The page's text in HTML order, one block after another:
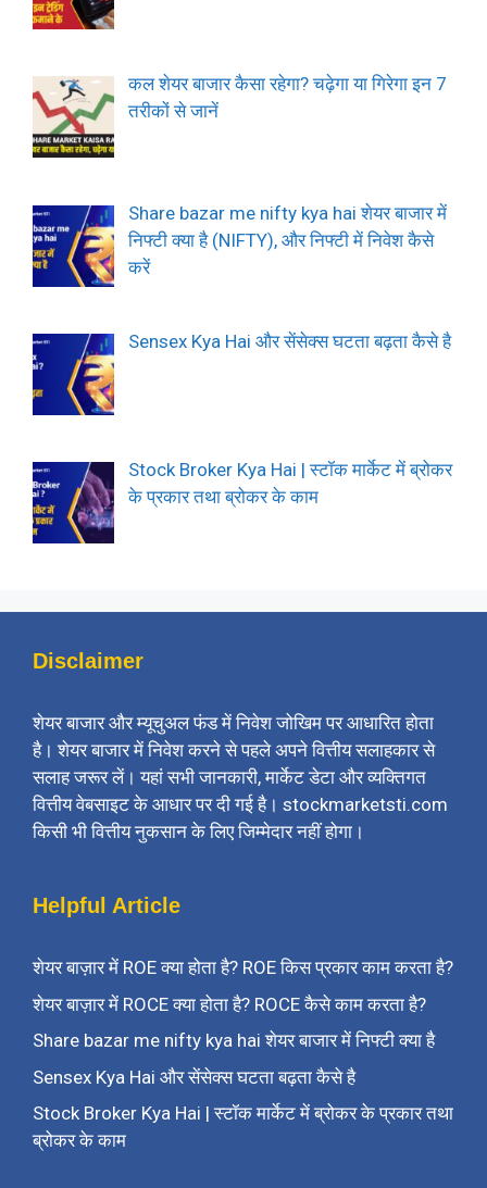
कल शेयर बाजार कैसा रहेगा? चढ़ेगा या गिरेगा इन 7
तरीकों से जानें
Share bazar me nifty kya hai शेयर बाजार में
निफ्टी क्या है (NIFTY), और निफ्टी में निवेश कैसे
करें
Sensex Kya Hai और सेंसेक्स घटता बढ़ता कैसे है
Stock Broker Kya Hai | स्टॉक मार्केट में ब्रोकर
के प्रकार तथा ब्रोकर के काम
Disclaimer
शेयर बाजार और म्यूचुअल फंड में निवेश जोखिम पर आधारित होता
है। शेयर बाजार में निवेश करने से पहले अपने वित्तीय सलाहकार से
सलाह जरूर लें। यहां सभी जानकारी, मार्केट डेटा और व्यक्तिगत
वित्तीय वेबसाइट के आधार पर दी गई है। stockmarketsti.com
किसी भी वित्तीय नुकसान के लिए जिम्मेदार नहीं होगा।
Helpful Article
शेयर बाज़ार में ROE क्या होता है? ROE किस प्रकार काम करता है?
शेयर बाज़ार में ROCE क्या होता है? ROCE कैसे काम करता है?
Share bazar me nifty kya hai शेयर बाजार में निफ्टी क्या है
Sensex Kya Hai और सेंसेक्स घटता बढ़ता कैसे है
Stock Broker Kya Hai | स्टॉक मार्केट में ब्रोकर के प्रकार तथा
ब्रोकर के काम